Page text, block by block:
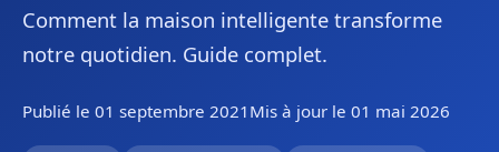
Comment la maison intelligente transforme
notre quotidien. Guide complet.
Publié le 01 septembre 2021 Mis à jour le 01 mai 2026